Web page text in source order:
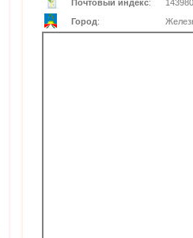
Почтовый индекс:
143980
Город: